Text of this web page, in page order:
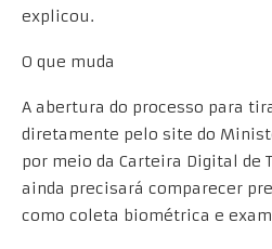
explicou.
O que muda
A abertura do processo para
diretamente pelo site do
por meio da Carteira Digital de
ainda precisará comparecer
como coleta biométrica e